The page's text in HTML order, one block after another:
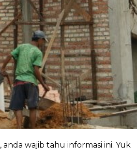
, anda wajib tahu informasi ini. Yuk